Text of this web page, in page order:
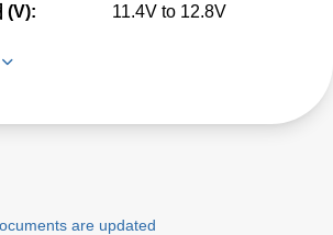
(V): 11.4V to 12.8V
are updated